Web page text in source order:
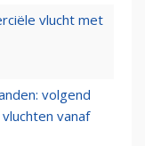
vlucht met
volgend
vanaf